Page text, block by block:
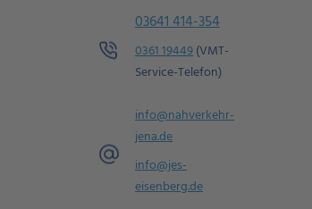
03641 414-354
0361 19449(VMT-
Service-Telefon)
info@nahverkehr-
jena.de
info@jes-
eisenberg.de